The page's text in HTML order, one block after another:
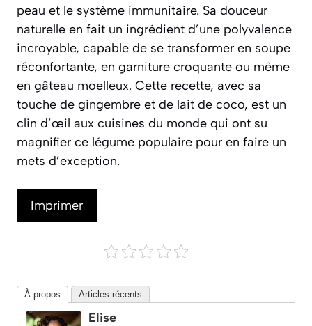
peau et le système immunitaire. Sa douceur
naturelle en fait un ingrédient d’une polyvalence
incroyable, capable de se transformer en soupe
réconfortante, en garniture croquante ou même
en gâteau moelleux. Cette recette, avec sa
touche de gingembre et de lait de coco, est un
clin d’œil aux cuisines du monde qui ont su
magnifier ce légume populaire pour en faire un
mets d’exception.
Imprimer
À propos Articles récents
Elise